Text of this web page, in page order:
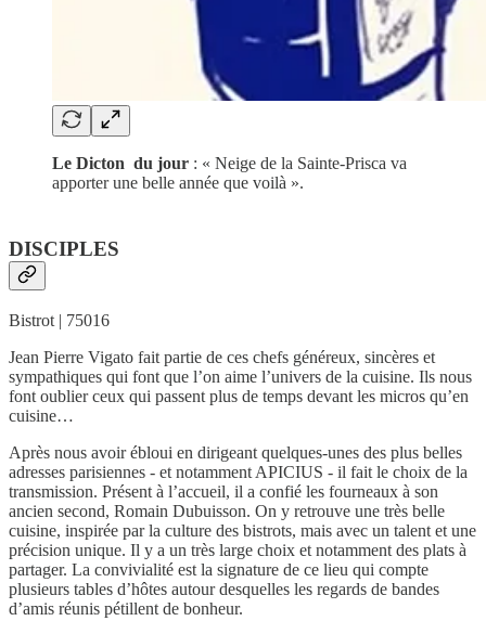
Le Dicton du jour : « Neige de la Sainte-Prisca va
apporter une belle année que voilà ».
DISCIPLES
Bistrot | 75016
Jean Pierre Vigato fait partie de ces chefs généreux, sincères et
sympathiques qui font que l’on aime l’univers de la cuisine. Ils nous
font oublier ceux qui passent plus de temps devant les micros qu’en
cuisine…
Après nous avoir ébloui en dirigeant quelques-unes des plus belles
adresses parisiennes - et notamment APICIUS - il fait le choix de la
transmission. Présent à l’accueil, il a confié les fourneaux à son
ancien second, Romain Dubuisson. On y retrouve une très belle
cuisine, inspirée par la culture des bistrots, mais avec un talent et une
précision unique. Il y a un très large choix et notamment des plats à
partager. La convivialité est la signature de ce lieu qui compte
plusieurs tables d’hôtes autour desquelles les regards de bandes
d’amis réunis pétillent de bonheur.